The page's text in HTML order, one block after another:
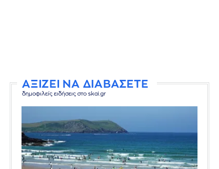
ΑΞΙΖΕΙ ΝΑ ΔΙΑΒΑΣΕΤΕ
δημοφιλείς ειδήσεις στο skai.gr